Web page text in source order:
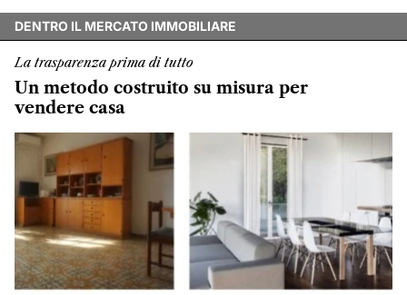
DENTRO IL MERCATO IMMOBILIARE
La trasparenza prima di tutto
Un metodo costruito su misura per
vendere casa